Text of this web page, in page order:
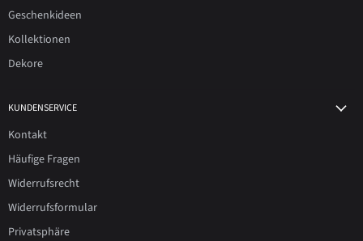
Geschenkideen
Kollektionen
Dekore
KUNDENSERVICE
Kontakt
Häufige Fragen
Widerrufsrecht
Widerrufsformular
Privatsphäre